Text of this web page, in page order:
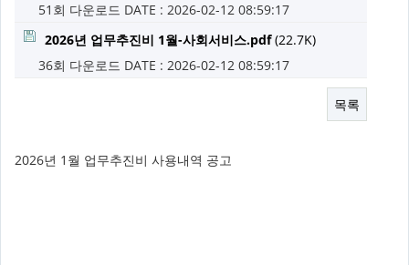
51회 다운로드 DATE : 2026-02-12 08:59:17
2026년 업무추진비 1월-사회서비스.pdf(22.7K)
36회 다운로드 DATE : 2026-02-12 08:59:17
목록
2026년 1월 업무추진비 사용내역 공고